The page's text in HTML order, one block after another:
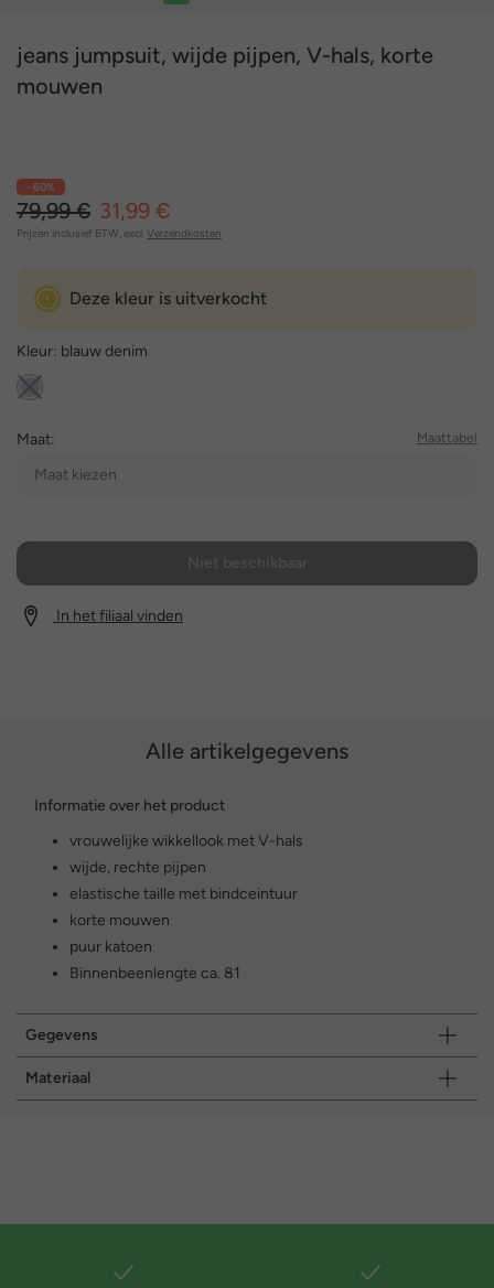
jeans jumpsuit, wijde pijpen, V-hals, korte
mouwen
- 60%
79,99 € 31,99 €
Prijzen inclusief BTW, excl. Verzendkosten
Deze kleur is uitverkocht
Kleur: blauw denim
Maat: Maattabel
Maat kiezen
In het filiaal vinden
Alle artikelgegevens
Informatie over het product
vrouwelijke wikkellook met V-hals
wijde, rechte pijpen
elastische taille met bindceintuur
korte mouwen
puur katoen
Binnenbeenlengte ca. 81
Gegevens
Materiaal